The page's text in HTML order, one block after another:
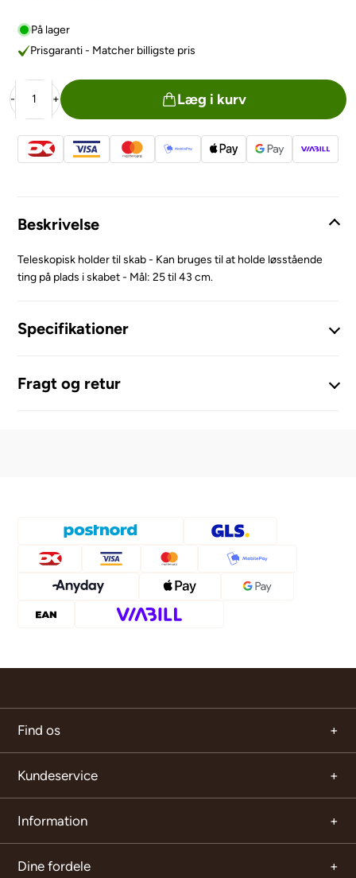
På lager
Prisgaranti - Matcher billigste pris
- + Læg i kurv
Beskrivelse
Teleskopisk holder til skab - Kan bruges til at holde løsstående
ting på plads i skabet - Mål: 25 til 43 cm.
Specifikationer
Fragt og retur
Find os
Kundeservice
Information
Dine fordele